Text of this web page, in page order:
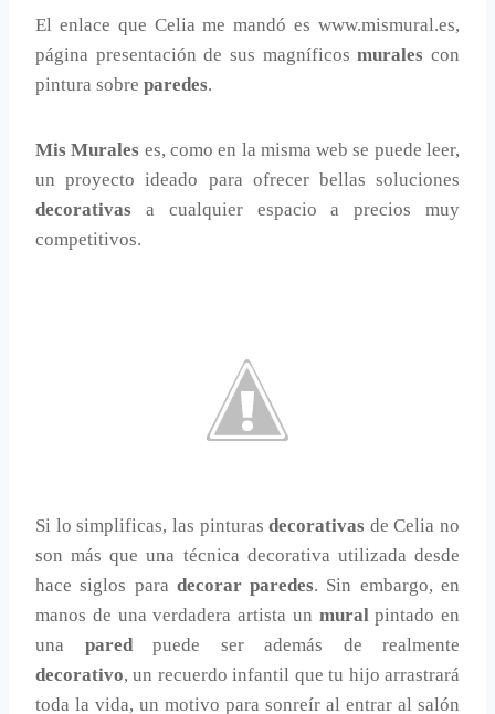
El enlace que Celia me mandó es www.mismural.es,
página presentación de sus magníficosmuralescon
pintura sobre paredes.
Mis Murales es, como en la misma web se puede leer,
un proyecto ideado para ofrecer bellas soluciones
decorativas a cualquier espacio a precios muy
competitivos.
Si lo simplificas, las pinturasdecorativas de Celia no
son más que una técnica decorativa utilizada desde
hace siglos para decorar paredes. Sin embargo, en
manos de una verdadera artista un muralpintado en
una pared puede ser además de realmente
decorativo, un recuerdo infantil que tu hijo arrastrará
toda la vida, un motivo para sonreír al entrar al salón